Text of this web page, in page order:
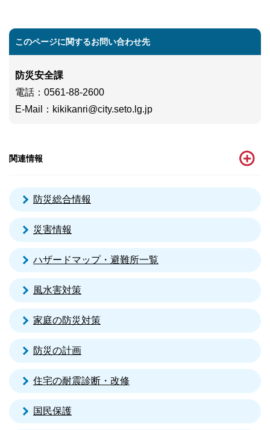
このページに関するお問い合わせ先
防災安全課
電話 ：0561-88-2600
E-Mail
： kikikanri@city.seto.lg.jp
関連情報
防災総合情報
災害情報
ハザードマップ・避難所一覧
風水害対策
家庭の防災対策
防災の計画
住宅の耐震診断・改修
国民保護